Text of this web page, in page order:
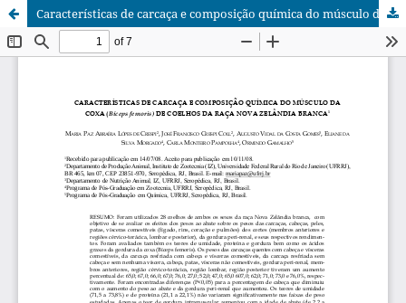
Características de carcaça e composição química do músculo da coxa (Bíceps femoris) de coelhos da raça Nova Zelândia Branca